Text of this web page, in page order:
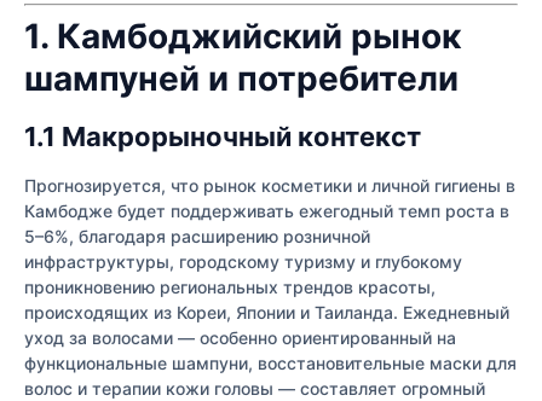
1. Камбоджийский рынок
шампуней и потребители
1.1 Макрорыночный контекст
Прогнозируется, что рынок косметики и личной гигиены в
Камбодже будет поддерживать ежегодный темп роста в
5–6%, благодаря расширению розничной
инфраструктуры, городскому туризму и глубокому
проникновению региональных трендов красоты,
происходящих из Кореи, Японии и Таиланда. Ежедневный
уход за волосами — особенно ориентированный на
функциональные шампуни, восстановительные маски для
волос и терапии кожи головы — составляет огромный